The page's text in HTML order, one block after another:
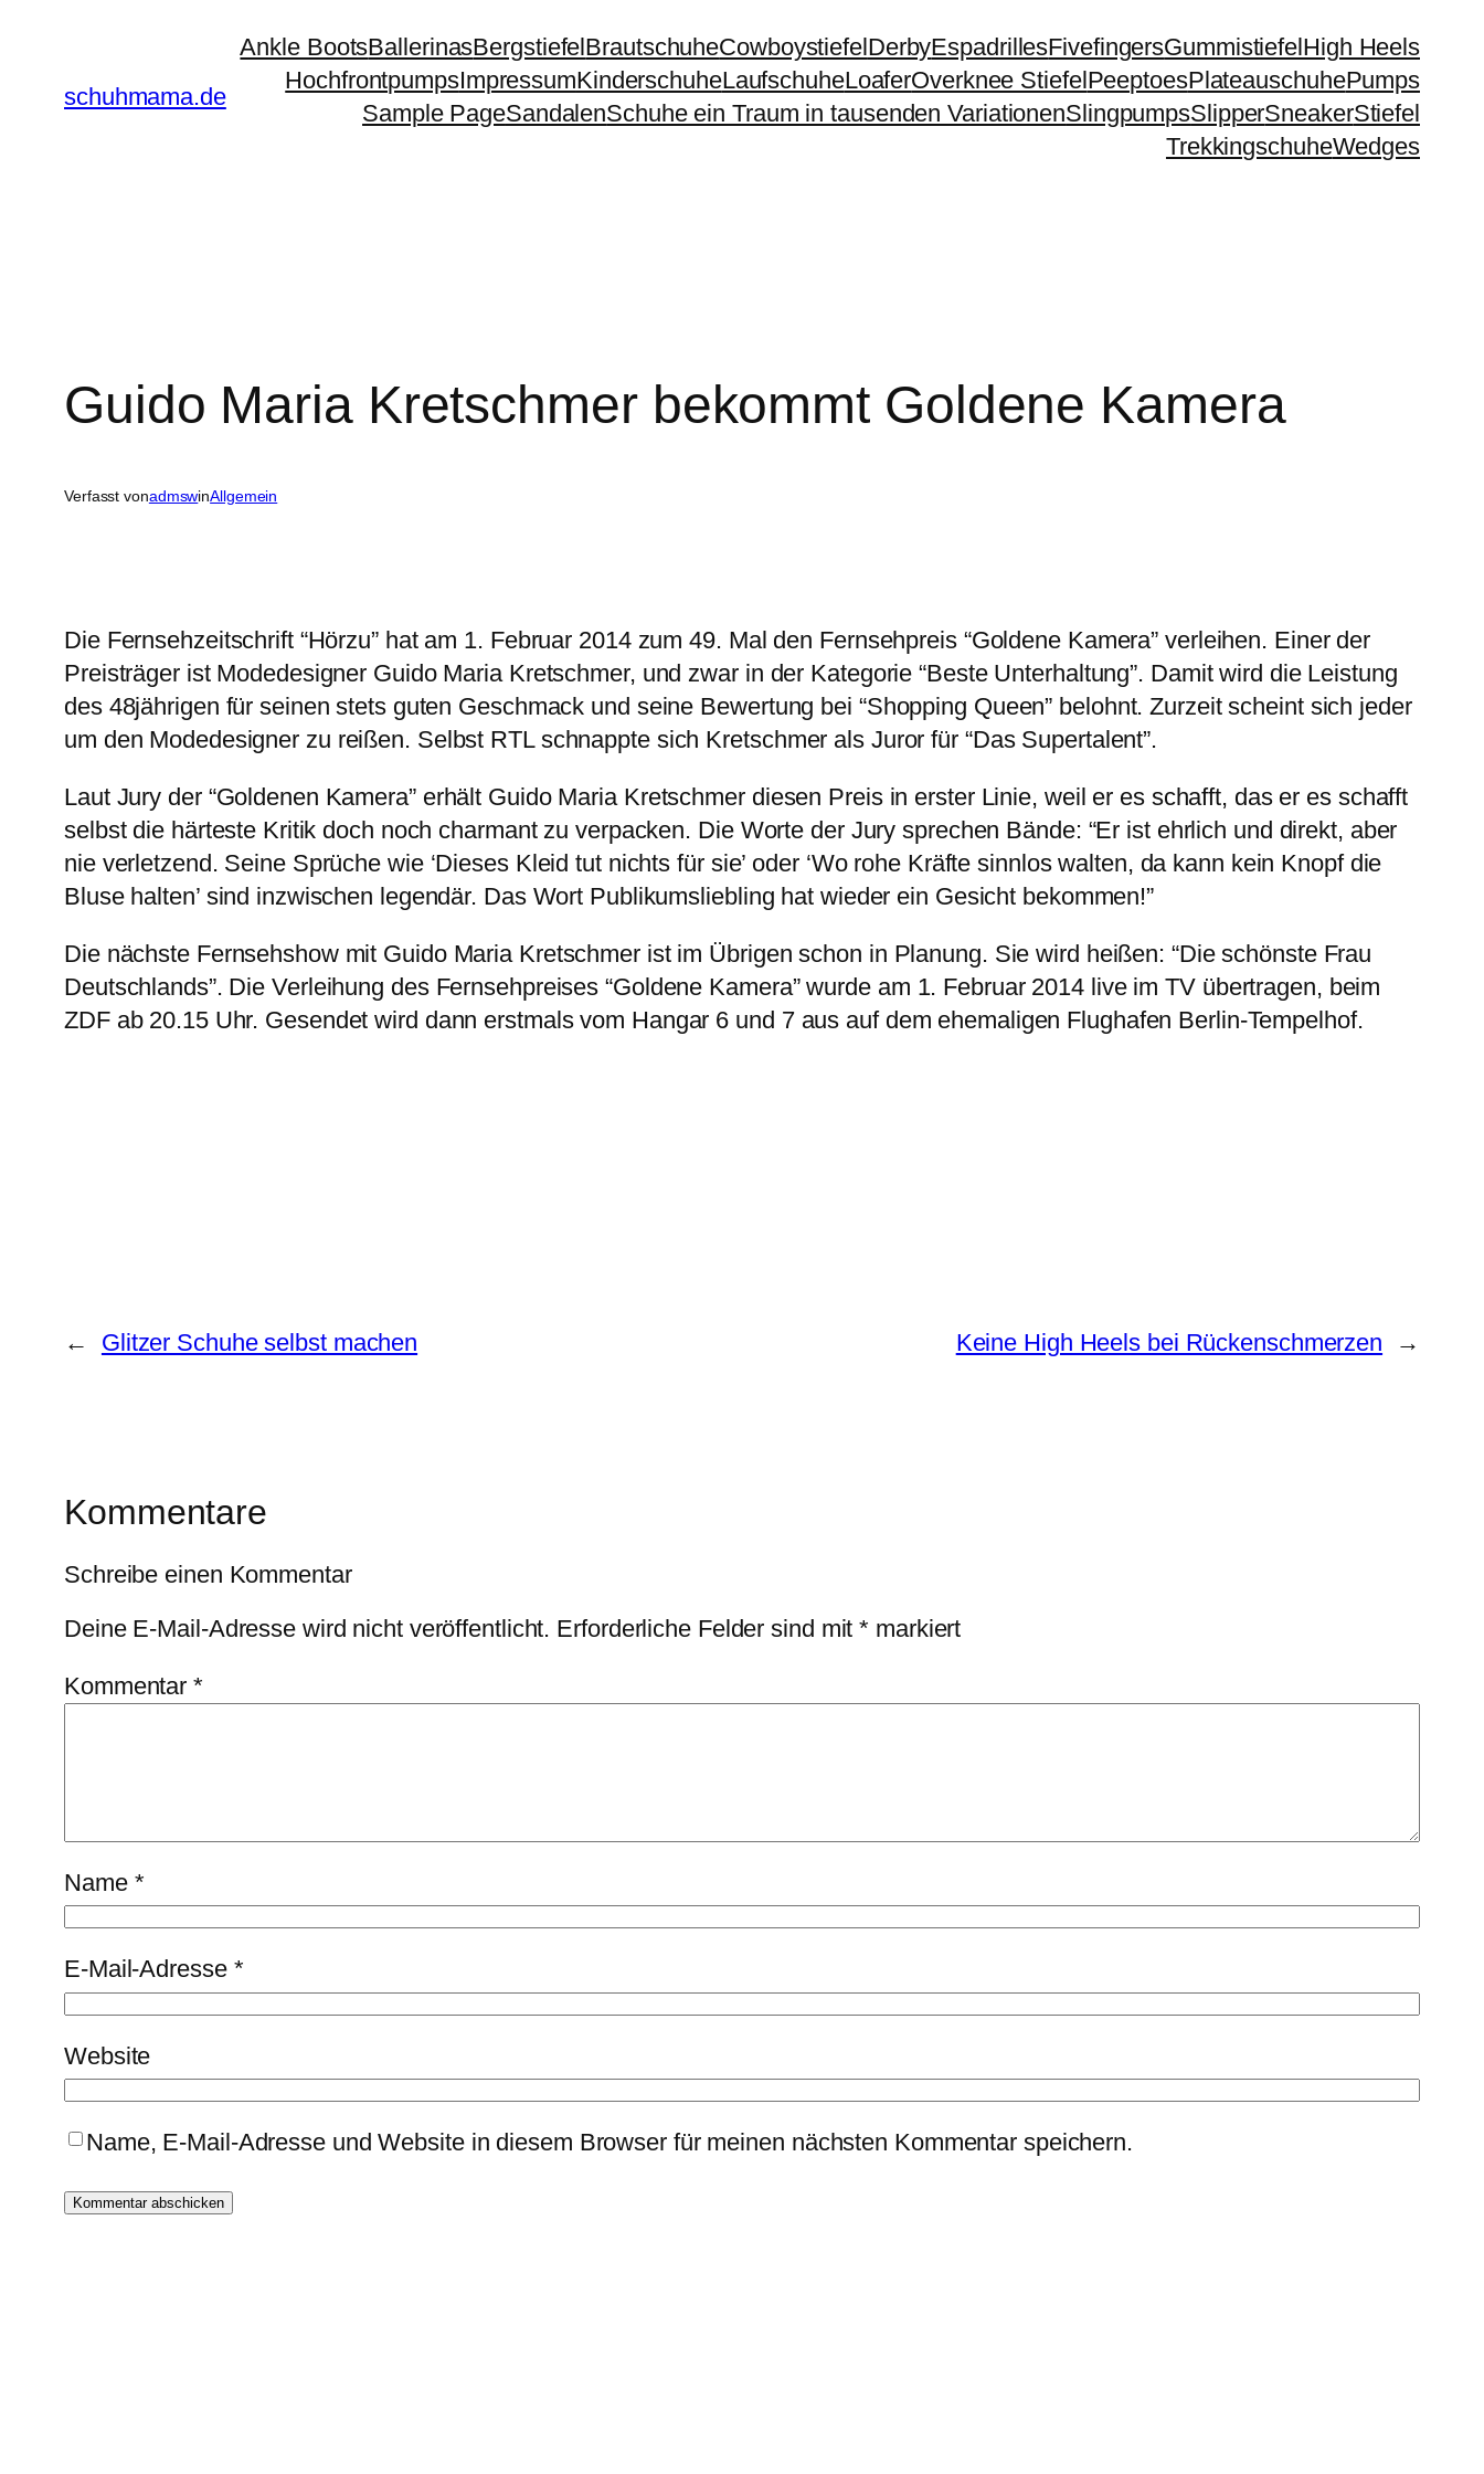
springenschuhmama.de
Ankle BootsBallerinasBergstiefelBrautschuheCowboystiefelDerbyEspadrillesFivefingersGummistiefelHigh Heels
HochfrontpumpsImpressumKinderschuheLaufschuheLoaferOverknee StiefelPeeptoesPlateauschuhePumps
Sample PageSandalenSchuhe ein Traum in tausenden VariationenSlingpumpsSlipperSneakerStiefel
TrekkingschuheWedges
Guido Maria Kretschmer bekommt Goldene Kamera
Verfasst vonadmswinAllgemein
Die Fernsehzeitschrift “Hörzu” hat am 1. Februar 2014 zum 49. Mal den Fernsehpreis “Goldene Kamera” verleihen. Einer der
Preisträger ist Modedesigner Guido Maria Kretschmer, und zwar in der Kategorie “Beste Unterhaltung”. Damit wird die Leistung
des 48jährigen für seinen stets guten Geschmack und seine Bewertung bei “Shopping Queen” belohnt. Zurzeit scheint sich jeder
um den Modedesigner zu reißen. Selbst RTL schnappte sich Kretschmer als Juror für “Das Supertalent”.
Laut Jury der “Goldenen Kamera” erhält Guido Maria Kretschmer diesen Preis in erster Linie, weil er es schafft, das er es schafft
selbst die härteste Kritik doch noch charmant zu verpacken. Die Worte der Jury sprechen Bände: “Er ist ehrlich und direkt, aber
nie verletzend. Seine Sprüche wie ‘Dieses Kleid tut nichts für sie’ oder ‘Wo rohe Kräfte sinnlos walten, da kann kein Knopf die
Bluse halten’ sind inzwischen legendär. Das Wort Publikumsliebling hat wieder ein Gesicht bekommen!”
Die nächste Fernsehshow mit Guido Maria Kretschmer ist im Übrigen schon in Planung. Sie wird heißen: “Die schönste Frau
Deutschlands”. Die Verleihung des Fernsehpreises “Goldene Kamera” wurde am 1. Februar 2014 live im TV übertragen, beim
ZDF ab 20.15 Uhr. Gesendet wird dann erstmals vom Hangar 6 und 7 aus auf dem ehemaligen Flughafen Berlin-Tempelhof.
← Glitzer Schuhe selbst machen Keine High Heels bei Rückenschmerzen →
Kommentare
Schreibe einen Kommentar
Deine E-Mail-Adresse wird nicht veröffentlicht. Erforderliche Felder sind mit* markiert
Kommentar*
Name *
E-Mail-Adresse *
Website
Name, E-Mail-Adresse und Website in diesem Browser für meinen nächsten Kommentar speichern.